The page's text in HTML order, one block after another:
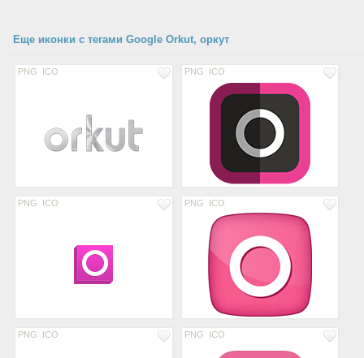
Еще иконки с тегами Google Orkut, оркут
PNG ICO PNG ICO
PNG ICO PNG ICO
PNG ICO PNG ICO